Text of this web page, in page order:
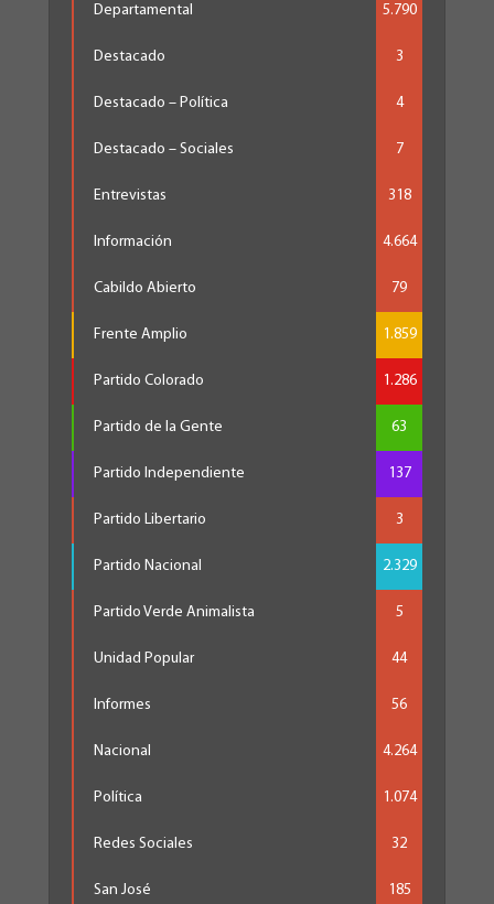
Departamental 5.790
Destacado 3
Destacado – Política 4
Destacado – Sociales 7
Entrevistas 318
Información 4.664
Cabildo Abierto 79
Frente Amplio 1.859
Partido Colorado 1.286
Partido de la Gente 63
Partido Independiente 137
Partido Libertario 3
Partido Nacional 2.329
Partido Verde Animalista 5
Unidad Popular 44
Informes 56
Nacional 4.264
Política 1.074
Redes Sociales 32
San José 185